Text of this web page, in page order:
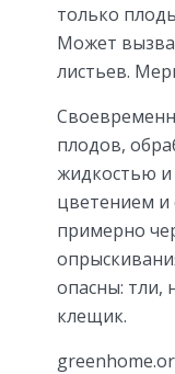
только
Может
листьев.
плодов,
жидкостью и
цветением и
примерно
опасны: тли,
клещик.